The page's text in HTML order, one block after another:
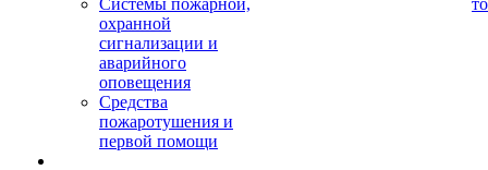
Системы пожарной,
охранной
сигнализации и
аварийного
оповещения
Средства
пожаротушения и
первой помощи